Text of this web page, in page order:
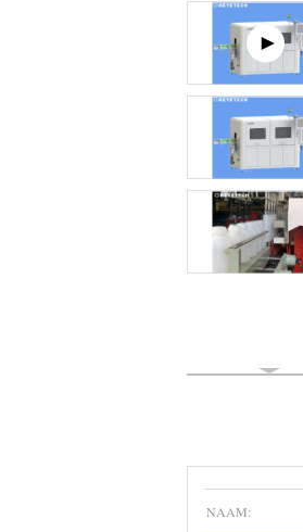
NAAM: